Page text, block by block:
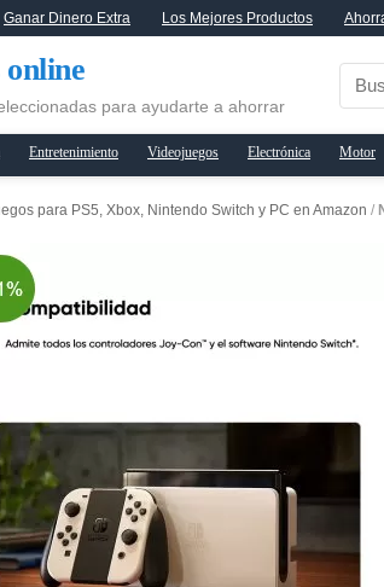
Ganar Dinero Extra Los Mejores Productos
online
para ayudarte a ahorrar
Entretenimiento Videojuegos Electrónica Motor
para PS5, Xbox, Nintendo Switch y PC en Amazon /